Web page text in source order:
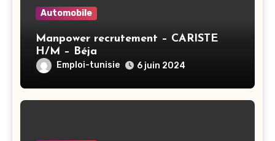
Automobile
Manpower recrutement – CARISTE
H/M – Béja
Emploi-tunisie 6 juin 2024